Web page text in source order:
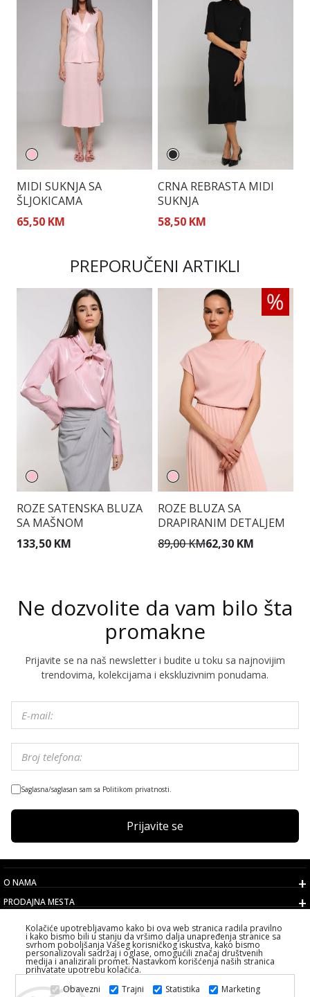
MIDI SUKNJA SA
ŠLJOKICAMA
65,50 KM
CRNA REBRASTA MIDI
SUKNJA
58,50 KM
PREPORUČENI ARTIKLI
ROZE SATENSKA BLUZA
SA MAŠNOM
133,50 KM
ROZE BLUZA SA
DRAPIRANIM DETALJEM
89,00 KM62,30 KM
Ne dozvolite da vam bilo šta
promakne
Prijavite se na naš newsletter i budite u toku sa najnovijim
trendovima, kolekcijama i ekskluzivnim ponudama.
Saglasna/saglasan sam sa Politikom privatnosti.
Prijavite se
O NAMA
PRODAJNA MESTA
KORISNIČKI SERVIS
IZABERITE DRŽAVU
2026 PS FASHION DESIGN DOO
Kolačiće upotrebljavamo kako bi ova web stranica radila pravilno
i kako bismo bili u stanju da vršimo dalja unapređenja stranice sa
svrhom poboljšanja Vašeg korisničkog iskustva, kako bismo
personalizovali sadržaj i oglase, omogućili značaj društvenih
medija i analizirali promet. Nastavkom korišćenja naših stranica
prihvatate upotrebu kolačića.
Obavezni
Trajni Statistika Marketing